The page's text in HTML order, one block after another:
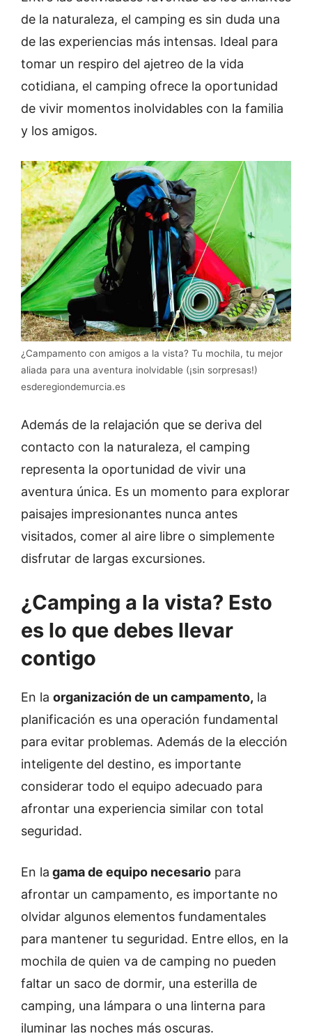
de la naturaleza, el camping es sin duda una
de las experiencias más intensas. Ideal para
tomar un respiro del ajetreo de la vida
cotidiana, el camping ofrece la oportunidad
de vivir momentos inolvidables con la familia
y los amigos.
¿Campamento con amigos a la vista? Tu mochila, tu mejor
aliada para una aventura inolvidable (¡sin sorpresas!)
esderegiondemurcia.es
Además de la relajación que se deriva del
contacto con la naturaleza, el camping
representa la oportunidad de vivir una
aventura única. Es un momento para explorar
paisajes impresionantes nunca antes
visitados, comer al aire libre o simplemente
disfrutar de largas excursiones.
¿Camping a la vista? Esto
es lo que debes llevar
contigo
En la organización de un campamento, la
planificación es una operación fundamental
para evitar problemas. Además de la elección
inteligente del destino, es importante
considerar todo el equipo adecuado para
afrontar una experiencia similar con total
seguridad.
En la gama de equipo necesario para
afrontar un campamento, es importante no
olvidar algunos elementos fundamentales
para mantener tu seguridad. Entre ellos, en la
mochila de quien va de camping no pueden
faltar un saco de dormir, una esterilla de
camping, una lámpara o una linterna para
iluminar las noches más oscuras.